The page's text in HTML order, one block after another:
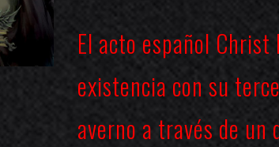
El acto español Christ
existencia con su
averno a través de